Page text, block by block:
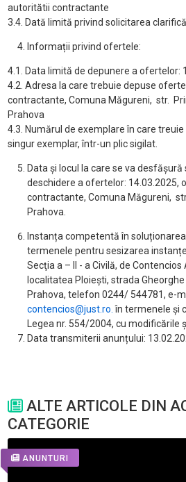
autoritătii contractante
3.4. Dată limită privind solicitarea
Informații privind ofertele:
4.1. Data limită de depunere a ofertelor:
4.2. Adresa la care trebuie depuse
contractante, Comuna Măgureni, str.
Prahova
4.3. Numărul de exemplare în care
singur exemplar, într-un plic sigilat.
Data și locul la care se va
deschidere a ofertelor: 14.03.2025,
contractante, Comuna Măgureni,
Prahova.
Instanța competentă în
termenele pentru sesizarea
Secţia a – II - a Civilă, de
localitatea Ploiești, strada Gheorghe
Prahova, telefon 0244/ 544781, e-
contencios@just.ro.în termenele și
Legea nr. 554/2004, cu modificările
Data transmiterii anunțului:
ALTE ARTICOLE DIN
CATEGORIE
ANUNTURI